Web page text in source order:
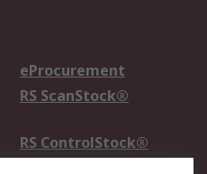
eProcurement
RS ScanStock®
RS ControlStock®